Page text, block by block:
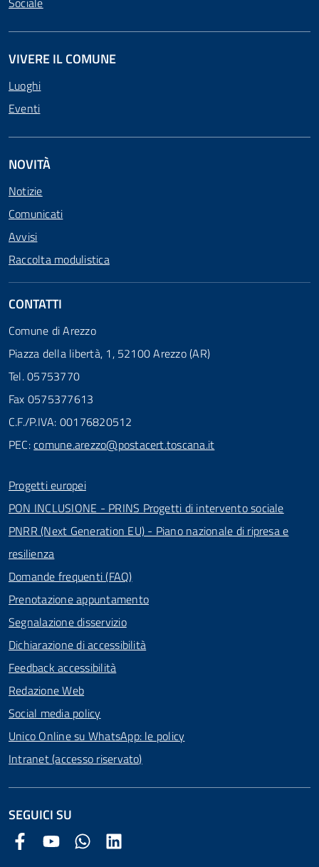
VIVERE IL COMUNE
Luoghi
Eventi
NOVITÀ
Notizie
Comunicati
Avvisi
Raccolta modulistica
CONTATTI
Comune di Arezzo
Piazza della libertà, 1, 52100 Arezzo (AR)
Tel. 05753770
Fax 0575377613
C.F./P.IVA: 00176820512
PEC:comune.arezzo@postacert.toscana.it
Progetti europei
PON INCLUSIONE - PRINS Progetti di intervento sociale
PNRR (Next Generation EU) - Piano nazionale di ripresa e
resilienza
Domande frequenti (FAQ)
Prenotazione appuntamento
Segnalazione disservizio
Dichiarazione di accessibilità
Feedback accessibilità
Redazione Web
Social media policy
Unico Online su WhatsApp: le policy
Intranet (accesso riservato)
SEGUICI SU
Facebook Comune di Arezzo
Youtube Comune di Arezzo
Twitter Comune di Arezzo